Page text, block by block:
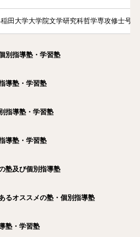
田大学大学院文学研究科哲学専攻修士号
別指導塾・学習塾
導塾・学習塾
指導塾・学習塾
導塾・学習塾
塾及び個別指導塾
るオススメの塾・個別指導塾
塾・学習塾